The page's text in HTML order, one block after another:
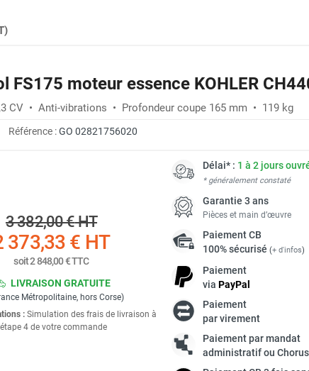
FS175 moteur essence KOHLER
CV • Anti-vibrations • Profondeur coupe 165 mm • 119 kg
Référence :GO 02821756020
3 382,00 €HT
373,33 € HT
soit2 848,00 €TTC
LIVRAISON GRATUITE
Métropolitaine, hors Corse)
:Simulation des frais de livraison à
4 de votre commande
Délai* : 1 à 2 jours
* généralement constaté
Garantie 3 ans
Pièces et main d’œuvre
PaiementCB
100% sécurisé (+ d'infos)
Paiement
via PayPal
Paiement
par virement
Paiement par mandat
administratif ou